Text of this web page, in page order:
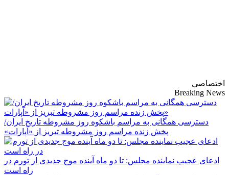
اختصاصی
Breaking News
دسترسی همگانی به مراسم باشکوه روز مشروطه تاریخ ایران/
پخش زنده مراسم روز مشروطه تبریز از «آپارات»
ادعای عجیب نماینده مجلس: تا دو ماه آینده موج جدیدی از تورم در
راه است